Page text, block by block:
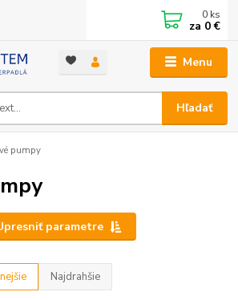
Menu
Hľadať
0 ks
za 0 €
pumpy
parametre
Najdrahšie